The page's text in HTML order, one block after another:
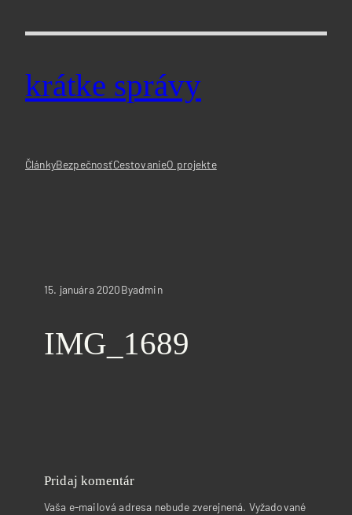
krátke správy
ČlánkyBezpečnosťCestovanieO projekte
15. januára 2020Byadmin
IMG_1689
Pridaj komentár
Vaša e-mailová adresa nebude zverejnená. Vyžadované